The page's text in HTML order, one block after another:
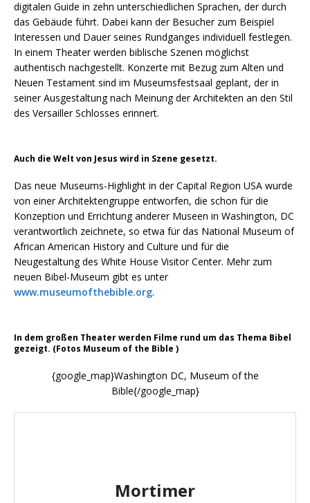
digitalen Guide in zehn unterschiedlichen Sprachen, der durch
das Gebäude führt. Dabei kann der Besucher zum Beispiel
Interessen und Dauer seines Rundganges individuell festlegen.
In einem Theater werden biblische Szenen möglichst
authentisch nachgestellt. Konzerte mit Bezug zum Alten und
Neuen Testament sind im Museumsfestsaal geplant, der in
seiner Ausgestaltung nach Meinung der Architekten an den Stil
des Versailler Schlosses erinnert.
Auch die Welt von Jesus wird in Szene gesetzt.
Das neue Museums-Highlight in der Capital Region USA wurde
von einer Architektengruppe entworfen, die schon für die
Konzeption und Errichtung anderer Museen in Washington, DC
verantwortlich zeichnete, so etwa für das National Museum of
African American History and Culture und für die
Neugestaltung des White House Visitor Center. Mehr zum
neuen Bibel-Museum gibt es unter
www.museumofthebible.org.
In dem großen Theater werden Filme rund um das Thema Bibel
gezeigt. (Fotos Museum of the Bible )
{google_map}Washington DC, Museum of the
Bible{/google_map}
Mortimer